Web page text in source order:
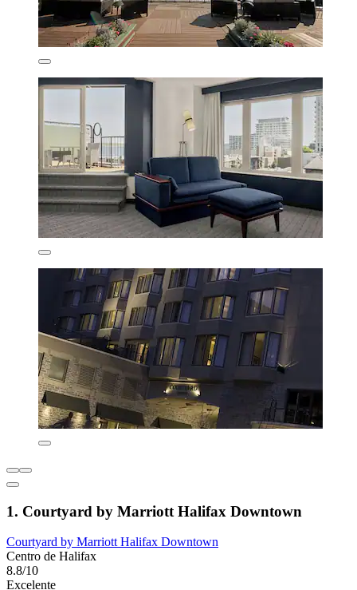
1. Courtyard by Marriott Halifax Downtown
Courtyard by Marriott Halifax Downtown
Centro de Halifax
8.8/10
Excelente